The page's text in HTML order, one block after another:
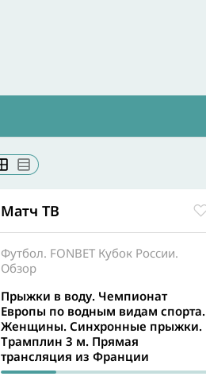
Матч ТВ
Футбол. FONBET Кубок России.
Обзор
Прыжки в воду. Чемпионат
Европы по водным видам спорта.
Женщины. Синхронные прыжки.
Трамплин 3 м. Прямая
трансляция из Франции